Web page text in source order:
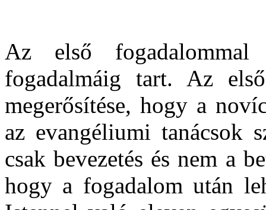
Az első
fogadalmáig tart. Az
megerősítése, hogy a
az evangéliumi tanácsok
csak bevezetés és nem a
hogy a fogadalom után